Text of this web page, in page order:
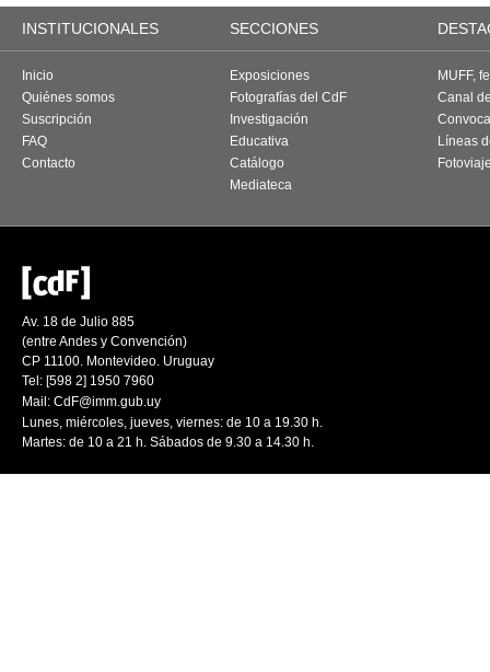
INSTITUCIONALES SECCIONES
Inicio
Quiénes somos
Suscripción
FAQ
Contacto
Exposiciones
Fotografías del CdF
Investigación
Educativa
Catálogo
Mediateca
MUFF,
Canal
Líneas
Av. 18 de Julio 885
(entre Andes y Convención)
CP 11100. Montevideo. Uruguay
Tel: [598 2] 1950 7960
Mail: CdF@imm.gub.uy
Lunes, miércoles, jueves, viernes: de 10 a 19.30 h.
Martes: de 10 a 21 h. Sábados de 9.30 a 14.30 h.